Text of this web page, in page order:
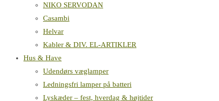
NIKO SERVODAN
Casambi
Helvar
Kabler & DIV. EL-ARTIKLER
Hus & Have
Udendørs væglamper
Ledningsfri lamper på batteri
Lyskæder – fest, hverdag & højtider